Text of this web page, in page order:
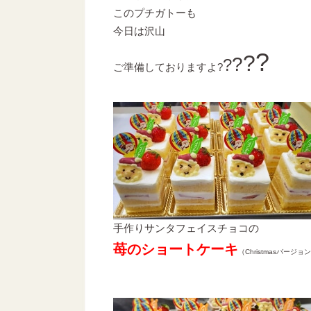
このプチガトーも
今日は沢山
ご準備しておりますよ?????
手作りサンタフェイスチョコの
苺のショートケーキ （Christmasバージョ